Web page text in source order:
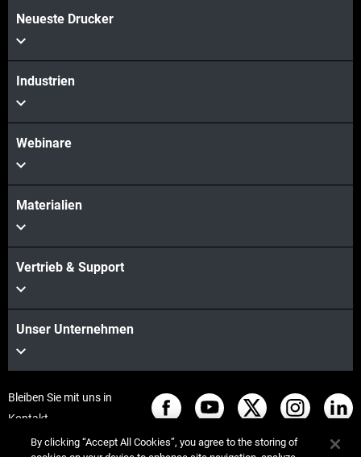
Neueste Drucker
Industrien
Webinare
Materialien
Vertrieb & Support
Unser Unternehmen
Bleiben Sie mit uns in
Kontakt
By clicking “Accept All Cookies”, you agree to the storing of